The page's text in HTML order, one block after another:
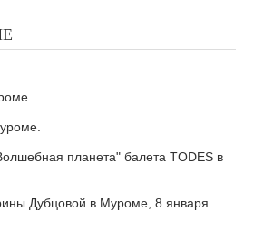
планета" балета TODES в
Дубцовой в Муроме, 8 января